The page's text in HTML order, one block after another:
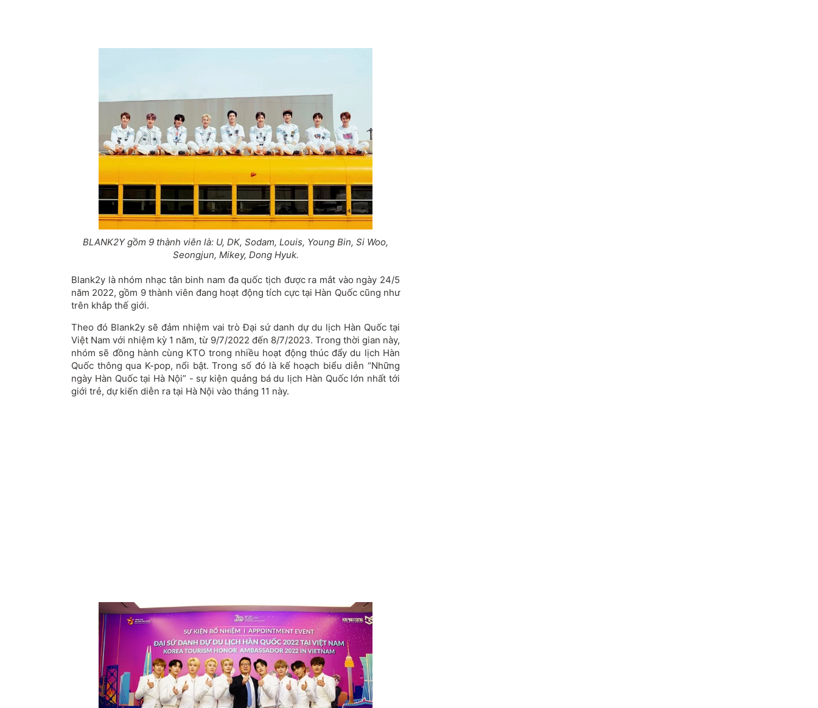
BLANK2Y gồm 9 thành viên là: U, DK, Sodam, Louis, Young Bin, Si Woo,
Seongjun, Mikey, Dong Hyuk.
Blank2y là nhóm nhạc tân binh nam đa quốc tịch được ra mắt vào ngày 24/5
năm 2022, gồm 9 thành viên đang hoạt động tích cực tại Hàn Quốc cũng như
trên khắp thế giới.
Theo đó Blank2y sẽ đảm nhiệm vai trò Đại sứ danh dự du lịch Hàn Quốc tại
Việt Nam với nhiệm kỳ 1 năm, từ 9/7/2022 đến 8/7/2023. Trong thời gian này,
nhóm sẽ đồng hành cùng KTO trong nhiều hoạt động thúc đẩy du lịch Hàn
Quốc thông qua K-pop, nổi bật. Trong số đó là kế hoạch biểu diễn “Những
ngày Hàn Quốc tại Hà Nội” - sự kiện quảng bá du lịch Hàn Quốc lớn nhất tới
giới trẻ, dự kiến diễn ra tại Hà Nội vào tháng 11 này.